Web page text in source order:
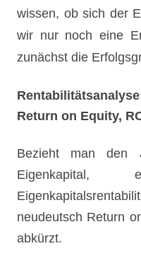
wissen, ob sich der
wir nur noch eine
zunächst die
Return on Equity,
Bezieht man den
neudeutsch Return
abkürzt.